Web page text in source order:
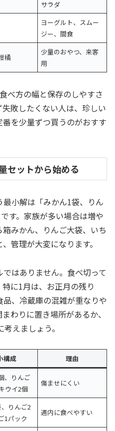
サラダ
ヨーグルト、スムー
ジー、間食
橘
少量のおやつ、来客
用
べ方の幅と保存のしやすさ
敗したくない人は、珍しい
を少量ずつ買うのがおすす
セットから始める
小解は「みかん1袋、りん
す。家族が多い場合は増や
みかん、りんご大袋、いち
管理が大変になります。
はありません。食べ切って
に1月は、お正月の残り
、冷蔵庫の混雑が重なりや
わりに置き場所があるか、
えましょう。
構成 理由
、りんご
ウイ2個
傷ませにくい
りんご2
1パック
週内に食べやすい